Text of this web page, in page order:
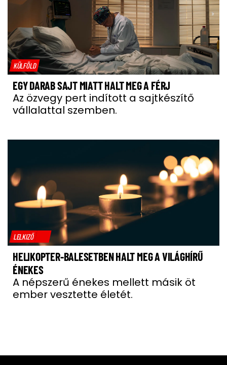
KÜLFÖLD
EGY DARAB SAJT MIATT HALT MEG A FÉRJ
Az özvegy pert indított a sajtkészítő
vállalattal szemben.
LELKIZŐ
HELIKOPTER-BALESETBEN HALT MEG A VILÁGHÍRŰ
ÉNEKES
A népszerű énekes mellett másik öt
ember vesztette életét.